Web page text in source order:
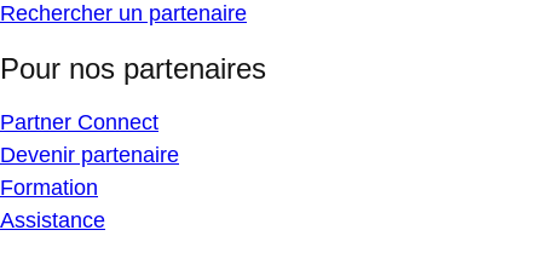
Rechercher un partenaire
Pour nos partenaires
Partner Connect
Devenir partenaire
Formation
Assistance